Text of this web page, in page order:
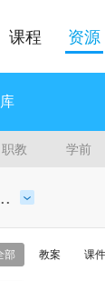
课程 资源
职教 学前
部 教案 课件